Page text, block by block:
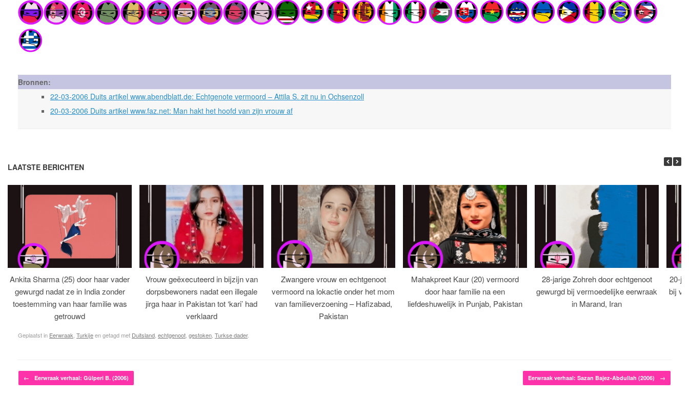
Bronnen:
22-03-2006 Duits artikel www.abendblatt.de: Echtgenote vermoord – Attila S. zit nu in Ochsenzoll
20-03-2006 Duits artikel www.faz.net: Man hakt het hoofd van zijn vrouw af
LAATSTE BERICHTEN
Ankita Sharma (25) door haar vader
gewurgd nadat ze in India zonder
toestemming van haar familie was
getrouwd
Vrouw geëxecuteerd in bijzijn van
dorpsbewoners nadat een illegale
jirga haar in Pakistan tot ‘kari’ had
verklaard
Zwangere vrouw en echtgenoot
vermoord na lokactie onder het mom
van familieverzoening – Hafizabad,
Pakistan
Mahakpreet Kaur (20) vermoord
door haar familie na een
liefdeshuwelijk in Punjab, Pakistan
28-jarige Zohreh door echtgenoot
gewurgd bij vermoedelijke eerwraak
in Marand, Iran
20-
bij
Geplaatst in Eerwraak Turkijeen getagd met Duitsland echtgenoot gestoken Turkse dader.
Bericht navigatie
← Eerwraak verhaal: Gülperi B. (2006) Eerwraak verhaal: Sazan Bajez-Abdullah (2006) →